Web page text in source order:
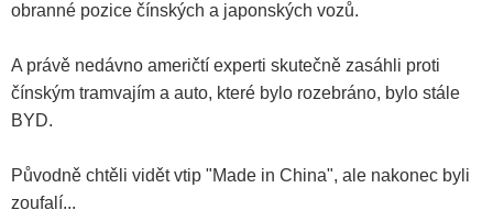
obranné pozice čínských a japonských vozů.
A právě nedávno američtí experti skutečně zasáhli proti
čínským tramvajím a auto, které bylo rozebráno, bylo stále
BYD.
Původně chtěli vidět vtip "Made in China", ale nakonec byli
zoufalí...